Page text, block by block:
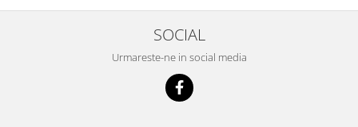
SOCIAL
Urmareste-ne in social media